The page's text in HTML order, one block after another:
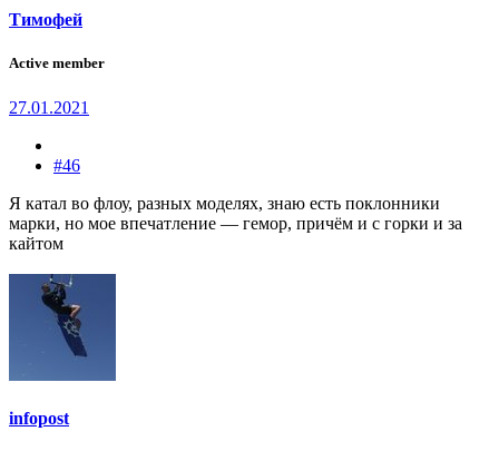
Тимофей
Active member
27.01.2021
#46
Я катал во флоу, разных моделях, знаю есть поклонники
марки, но мое впечатление — гемор, причём и с горки и за
кайтом
infopost